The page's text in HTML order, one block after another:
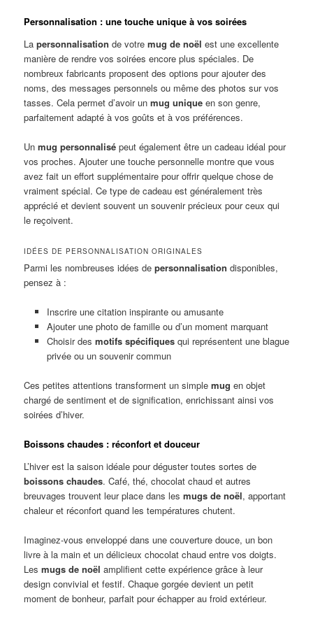
Personnalisation : une touche unique à vos soirées
Lapersonnalisation de votremug de noël est une excellente
manière de rendre vos soirées encore plus spéciales. De
nombreux fabricants proposent des options pour ajouter des
noms, des messages personnels ou même des photos sur vos
tasses. Cela permet d’avoir unmug unique en son genre,
parfaitement adapté à vos goûts et à vos préférences.
Unmug personnalisé peut également être un cadeau idéal pour
vos proches. Ajouter une touche personnelle montre que vous
avez fait un effort supplémentaire pour offrir quelque chose de
vraiment spécial. Ce type de cadeau est généralement très
apprécié et devient souvent un souvenir précieux pour ceux qui
le reçoivent.
IDÉES DE PERSONNALISATION ORIGINALES
Parmi les nombreuses idées depersonnalisation disponibles,
pensez à :
Inscrire une citation inspirante ou amusante
Ajouter une photo de famille ou d’un moment marquant
Choisir des motifs spécifiquesqui représentent une blague
privée ou un souvenir commun
Ces petites attentions transforment un simplemug en objet
chargé de sentiment et de signification, enrichissant ainsi vos
soirées d’hiver.
Boissons chaudes : réconfort et douceur
L’hiver est la saison idéale pour déguster toutes sortes de
boissons chaudes. Café, thé, chocolat chaud et autres
breuvages trouvent leur place dans lesmugs de noël, apportant
chaleur et réconfort quand les températures chutent.
Imaginez-vous enveloppé dans une couverture douce, un bon
livre à la main et un délicieux chocolat chaud entre vos doigts.
Lesmugs de noël amplifient cette expérience grâce à leur
design convivial et festif. Chaque gorgée devient un petit
moment de bonheur, parfait pour échapper au froid extérieur.